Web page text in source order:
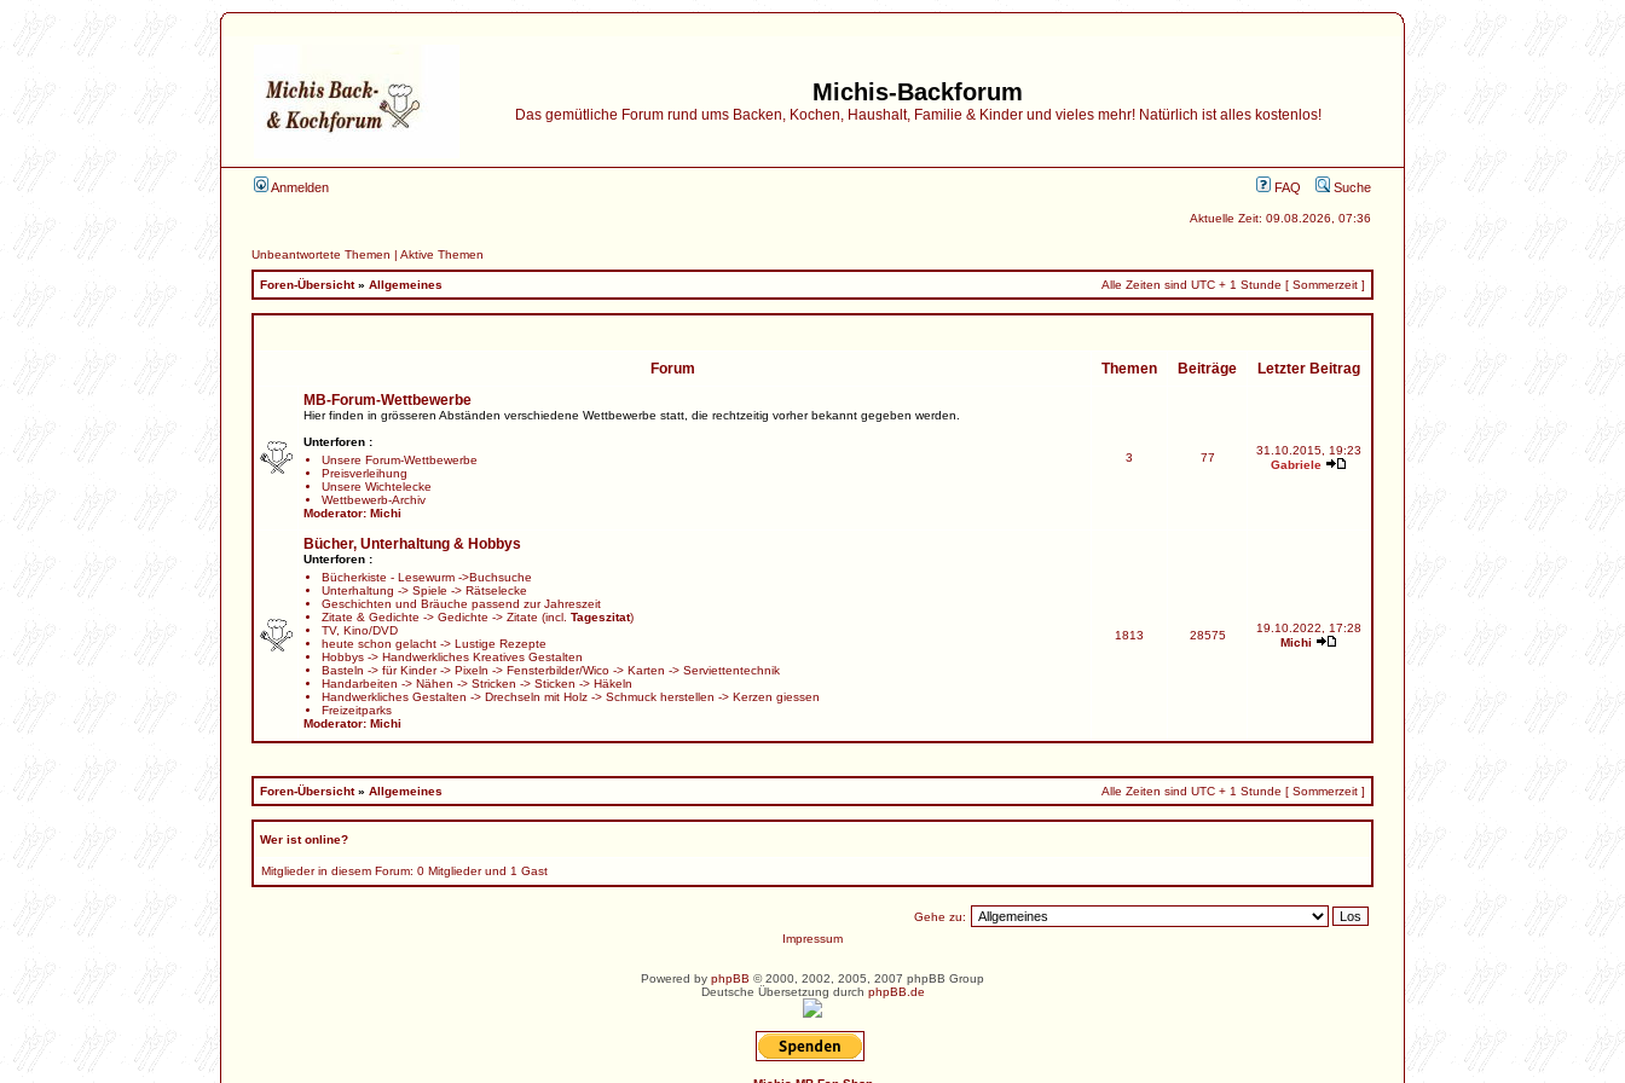
Michis-Backforum
Das gemütliche Forum rund ums Backen, Kochen, Haushalt, Familie & Kinder und vieles mehr! Natürlich ist alles kostenlos!
Anmelden FAQ Suche
Aktuelle Zeit: 09.08.2026, 07:36
Unbeantwortete Themen | Aktive Themen
Foren-Übersicht» Allgemeines Alle Zeiten sind UTC + 1 Stunde [ Sommerzeit ]
Forum Themen Beiträge
Letzter Beitrag
MB-Forum-Wettbewerbe
Hier finden in grösseren Abständen verschiedene Wettbewerbe statt, die rechtzeitig vorher bekannt gegeben werden.
Unterforen :
Unsere Forum-Wettbewerbe
Preisverleihung
Unsere Wichtelecke
Wettbewerb-Archiv
Moderator: Michi
3 77
31.10.2015, 19:23
Gabriele
Bücher, Unterhaltung & Hobbys
Unterforen :
Bücherkiste - Lesewurm ->Buchsuche
Unterhaltung -> Spiele -> Rätselecke
Geschichten und Bräuche passend zur Jahreszeit
Zitate & Gedichte -> Gedichte -> Zitate (incl. Tageszitat)
TV, Kino/DVD
heute schon gelacht -> Lustige Rezepte
Hobbys -> Handwerkliches Kreatives Gestalten
Basteln -> für Kinder-> Pixeln -> Fensterbilder/Wico -> Karten -> Serviettentechnik
Handarbeiten -> Nähen -> Stricken -> Sticken -> Häkeln
Handwerkliches Gestalten -> Drechseln mit Holz -> Schmuck herstellen -> Kerzen giessen
Freizeitparks
Moderator: Michi
1813 28575
19.10.2022, 17:28
Michi
Foren-Übersicht» Allgemeines Alle Zeiten sind UTC + 1 Stunde [ Sommerzeit ]
Wer ist online?
Mitglieder in diesem Forum: 0 Mitglieder und 1 Gast
Gehe zu:
Impressum
Powered by phpBB © 2000, 2002, 2005, 2007 phpBB Group
Deutsche Übersetzung durch phpBB.de